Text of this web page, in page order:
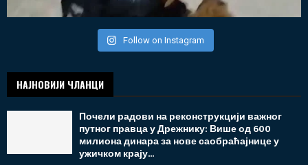
Follow on Instagram
НАЈНОВИЈИ ЧЛАНЦИ
Почели радови на реконструкцији важног
путног правца у Дрежнику: Више од 600
милиона динара за нове саобраћајнице у
ужичком крају...